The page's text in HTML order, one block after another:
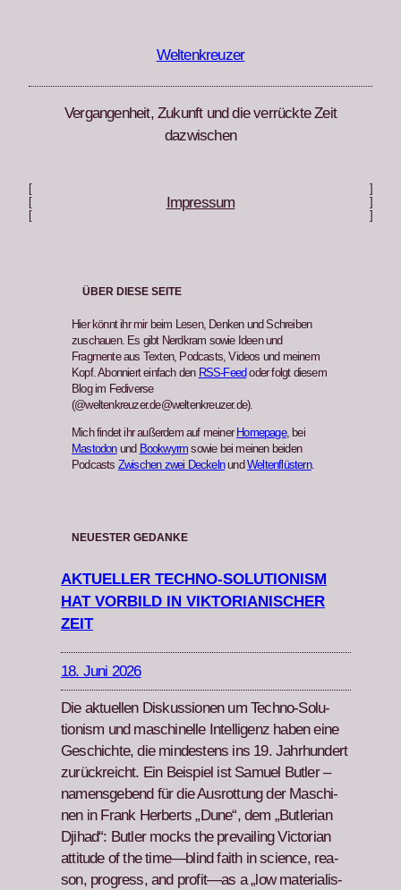
Weltenkreuzer
Vergangenheit, Zukunft und die verrückte Zeit
dazwischen
Impressum
ÜBER DIESE SEITE
Hier könnt ihr mir beim Lesen, Denken und Schreiben
zuschauen. Es gibt Nerdkram sowie Ideen und
Fragmente aus Texten, Podcasts, Videos und meinem
Kopf. Abonniert einfach den RSS-Feed oder folgt diesem
Blog im Fediverse
(@weltenkreuzer.de@weltenkreuzer.de).
Mich findet ihr außerdem auf meiner Homepage, bei
Mastodonund Bookwyrm sowie bei meinen beiden
Podcasts Zwischen zwei DeckelnundWeltenflüstern.
NEUESTER GEDANKE
AKTUELLER TECHNO-SOLUTIONISM
HAT VORBILD IN VIKTORIANISCHER
ZEIT
18. Juni 2026
Die aktuellen Diskus­sio­nen um Tech­no-Solu­
tion­ism und maschinelle Intel­li­genz haben eine
Geschichte, die min­destens ins 19. Jahrhun­dert
zurück­re­icht. Ein Beispiel ist Samuel But­ler –
namensgebend für die Aus­rot­tung der Maschi­
nen in Frank Her­berts „Dune“, dem „But­ler­ian
Dji­had“: But­ler mocks the pre­vail­ing Vic­to­ri­an
atti­tude of the time—blind faith in sci­ence, rea­
son, progress, and profit—as a „low mate­ri­al­is­